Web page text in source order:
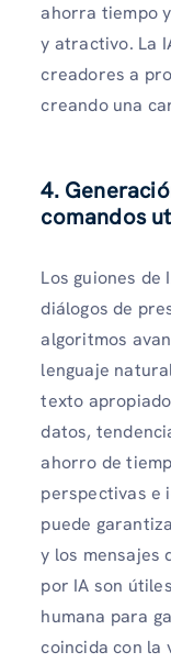
ahorra tiempo
y atractivo. La
creadores a
creando una
4.
comandos
Los guiones de
diálogos de
algoritmos
lenguaje
texto
datos,
ahorro de
perspectivas e
puede
y los mensajes
por IA son
humana para
coincida con la